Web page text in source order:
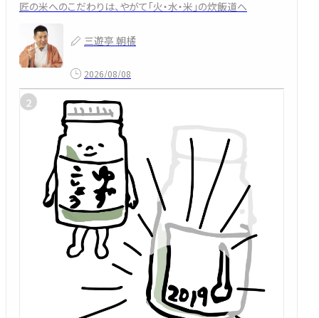
匠の米へのこだわりは、やがて「火・水・米」の炊飯道へ
三遊亭 朝橘
2026/08/08